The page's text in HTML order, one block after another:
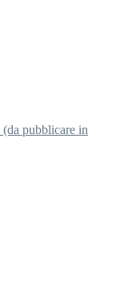
pubblicare in